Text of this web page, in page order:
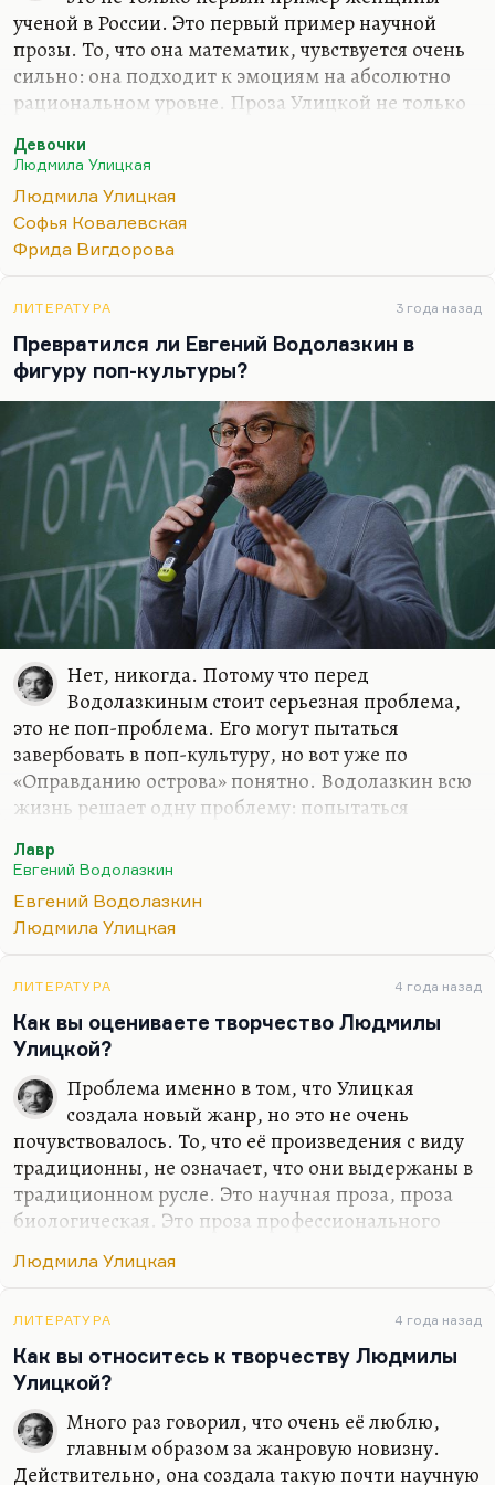
ученой в России. Это первый пример научной
прозы. То, что она математик, чувствуется очень
сильно: она подходит к эмоциям на абсолютно
рациональном уровне. Проза Улицкой не только
который примерно понимает, как устроена
биохимия возраста, биохимия страсти. И этот
научный подтекст колоссально важен в ее
сочинениях. Это человек безупречно логического
мышления и безупречной научности в подходе к
любви.
Я думаю, что Улицкая написала лучшую книгу о
подростках в постсоветской литературе (а может,
и в советской). Она написала…
Девочки
Людмила Улицкая
Людмила Улицкая
Софья Ковалевская
Фрида Вигдорова
ЛИТЕРАТУРА 3 года назад
Превратился ли Евгений Водолазкин в
фигуру поп-культуры?
Нет, никогда. Потому что перед
Водолазкиным стоит серьезная проблема,
это не поп-проблема. Его могут пытаться
завербовать в поп-культуру, но вот уже по
«Оправданию острова» понятно. Водолазкин всю
жизнь решает одну проблему: попытаться
снять категорию времени вообще. Это очень
серьезная проблема. Показать синхронность
существования всех великих явлений в культуре,
иллюзорность времени. Знаменитые этим
пример. «Лавр» — это вообще роман о разных
способах, о разных изводах существования
русской души, которым совершенно не может
быть подвергнута опасению, кто бы что бы там не
делал. Из Улицкой…
Лавр
Евгений Водолазкин
Евгений Водолазкин
Людмила Улицкая
ЛИТЕРАТУРА 4 года назад
Как вы оцениваете творчество Людмилы
Улицкой?
Проблема именно в том, что Улицкая
создала новый жанр, но это не очень
почувствовалось. То, что её произведения с виду
традиционны, не означает, что они выдержаны в
традиционном русле. Это научная проза, проза
биологическая. Это проза профессионального
Лучшее, что написала Улицкая,— это, на мой
«Казус Кукоцкого». Вот этот её физиологический,
научный к нервной деятельности, к любви, к
феномену самопожертвования, вообще научное
отношение к феномену человека,— оно — редкий
и прекрасный случай — привело к большой
формальной новизне, к очень интересной
Людмила Улицкая
ЛИТЕРАТУРА 4 года назад
Как вы относитесь к творчеству Людмилы
Улицкой?
Много раз говорил, что очень её люблю,
главным образом за жанровую новизну.
Действительно, она создала такую почти научную